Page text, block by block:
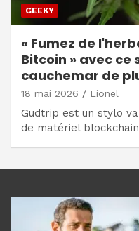
GEEKY
« Fumez de
Bitcoin » avec
cauchemar de
18 mai 2026 Lionel
Gudtrip est un stylo
de matériel